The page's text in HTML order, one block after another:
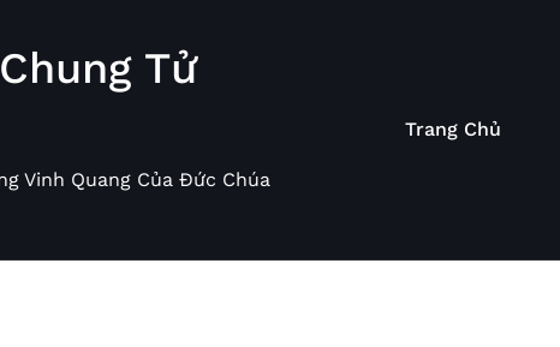
Tử
Vinh Quang Của Đức Chúa
Trang Chủ